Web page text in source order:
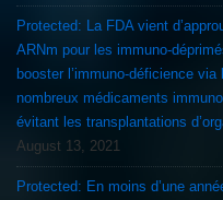
Protected: La FDA vient
ARNm pour les immuno-
booster l’immuno-déficience
nombreux médicaments
évitant les transplantations
August 13, 2021
Protected: En moins d’une